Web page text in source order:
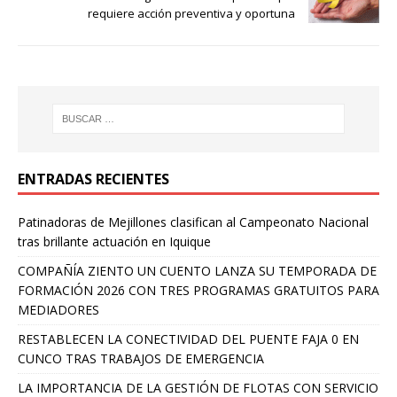
requiere acción preventiva y oportuna
ENTRADAS RECIENTES
Patinadoras de Mejillones clasifican al Campeonato Nacional
tras brillante actuación en Iquique
COMPAÑÍA ZIENTO UN CUENTO LANZA SU TEMPORADA DE
FORMACIÓN 2026 CON TRES PROGRAMAS GRATUITOS PARA
MEDIADORES
RESTABLECEN LA CONECTIVIDAD DEL PUENTE FAJA 0 EN
CUNCO TRAS TRABAJOS DE EMERGENCIA
LA IMPORTANCIA DE LA GESTIÓN DE FLOTAS CON SERVICIO